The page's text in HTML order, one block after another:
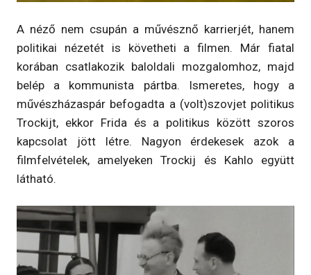
A néző nem csupán a művésznő karrierjét, hanem
politikai nézetét is követheti a filmen. Már fiatal
korában csatlakozik baloldali mozgalomhoz, majd
belép a kommunista pártba. Ismeretes, hogy a
művészházaspár befogadta a (volt)szovjet politikus
Trockijt, ekkor Frida és a politikus között szoros
kapcsolat jött létre. Nagyon érdekesek azok a
filmfelvételek, amelyeken Trockij és Kahlo együtt
látható.